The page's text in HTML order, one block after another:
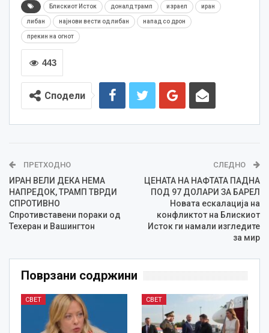
Блискиот Исток доналд трамп израел иран
либан најнови вести од либан напад со дрон
прекин на огнот
443
Сподели
ПРЕТХОДНО
ИРАН ВЕЛИ ДЕКА НЕМА
НАПРЕДОК, ТРАМП ТВРДИ
СПРОТИВНО
Спротивставени пораки од
Техеран и Вашингтон
СЛЕДНО
ЦЕНАТА НА НАФТАТА ПАДНА
ПОД 97 ДОЛАРИ ЗА БАРЕЛ
Новата ескалација на
конфликтот на Блискиот
Исток ги намали изгледите
за мир
Поврзани содржини
СВЕТ СВЕТ